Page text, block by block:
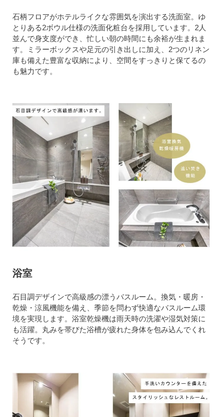
石柄フロアがホテルライクな雰囲気を演出する洗面室。ゆ
とりある2ボウル仕様の洗面化粧台を採用しています。2人
並んで身支度ができ、忙しい朝の時間にも余裕が生まれま
す。ミラーボックスや足元の引き出しに加え、2つのリネン
庫も備えた豊富な収納により、空間をすっきりと保てるの
も魅力です。
浴室
石目調デザインで高級感の漂うバスルーム。換気・暖房・
乾燥・涼風機能を備え、季節を問わず快適なバスルーム環
境を実現します。浴室乾燥機は雨天時の洗濯や湿気対策に
も活躍。丸みを帯びた浴槽が疲れた身体を包み込んでくれ
そうです。